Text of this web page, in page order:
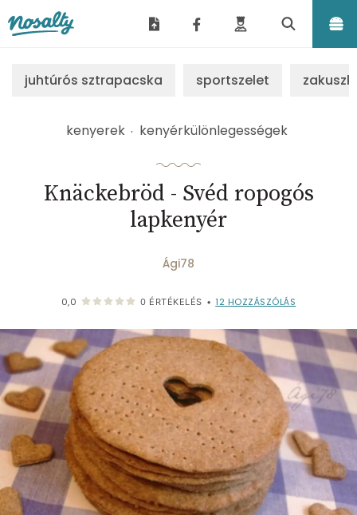
juhtúrós sztrapacska sportszelet
kenyerek kenyérkülönlegességek
Knäckebröd - Svéd ropogós
lapkenyér
Ági78
0,0 0 ÉRTÉKELÉS • 12 HOZZÁSZÓLÁS